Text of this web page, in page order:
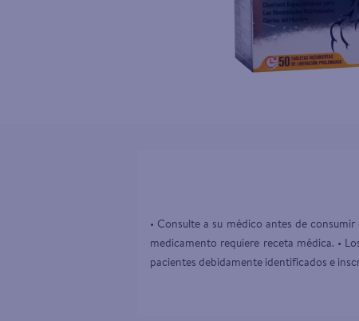
• Consulte a su médico antes de
medicamento requiere receta médica. •
pacientes debidamente identificados e
pollo